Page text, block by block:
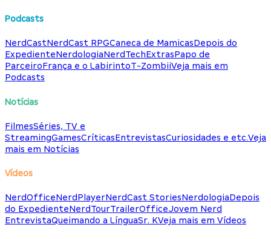
Podcasts
NerdCastNerdCast RPGCaneca de MamicasDepois do
ExpedienteNerdologiaNerdTechExtrasPapo de
ParceiroFrança e o LabirintoT-ZombiiVeja mais em
Podcasts
Notícias
FilmesSéries, TV e
StreamingGamesCríticasEntrevistasCuriosidades e etc.Veja
mais em Notícias
Vídeos
NerdOfficeNerdPlayerNerdCast StoriesNerdologiaDepois
do ExpedienteNerdTourTrailerOfficeJovem Nerd
EntrevistaQueimando a LínguaSr. KVeja mais em Vídeos